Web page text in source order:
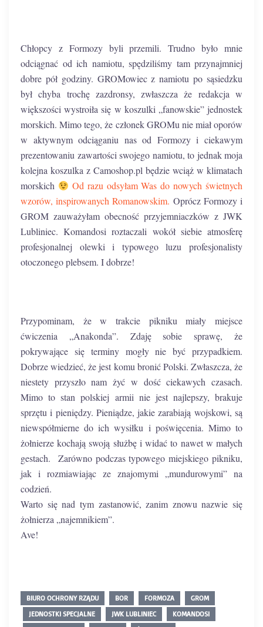
Chłopcy z Formozy byli przemili. Trudno było mnie
odciągnać od ich namiotu, spędziliśmy tam przynajmniej
dobre pół godziny. GROMowiec z namiotu po sąsiedzku
był chyba trochę zazdronsy, zwłaszcza że redakcja w
większości wystroiła się w koszulki „fanowskie” jednostek
morskich. Mimo tego, że członek GROMu nie miał oporów
w aktywnym odciąganiu nas od Formozy i ciekawym
prezentowaniu zawartości swojego namiotu, to jednak moja
kolejna koszulka z Camoshop.pl będzie wciąż w klimatach
morskich
Od razu odsyłam Was do nowych świetnych
wzorów, inspirowanych Romanowskim. Oprócz Formozy i
GROM zauważyłam obecność przyjemniaczków z JWK
Lubliniec. Komandosi roztaczali wokół siebie atmosferę
profesjonalnej olewki i typowego luzu profesjonalisty
otoczonego plebsem. I dobrze!
Przypominam, że w trakcie pikniku miały miejsce
ćwiczenia „Anakonda”. Zdaję sobie sprawę, że
pokrywające się terminy mogły nie być przypadkiem.
Dobrze wiedzieć, że jest komu bronić Polski. Zwłaszcza, że
niestety przyszło nam żyć w dość ciekawych czasach.
Mimo to stan polskiej armii nie jest najlepszy, brakuje
sprzętu i pieniędzy. Pieniądze, jakie zarabiają wojskowi, są
niewspółmierne do ich wysiłku i poświęcenia. Mimo to
żołnierze kochają swoją służbę i widać to nawet w małych
gestach. Zarówno podczas typowego miejskiego pikniku,
jak i rozmiawiając ze znajomymi „mundurowymi” na
codzień.
Warto się nad tym zastanowić, zanim znowu nazwie się
żołnierza „najemnikiem”.
Ave!
BIURO OCHRONY RZĄDU BOR FORMOZA
GROM
JEDNOSTKI SPECJALNE
JWK LUBLINIEC
KOMANDOSI